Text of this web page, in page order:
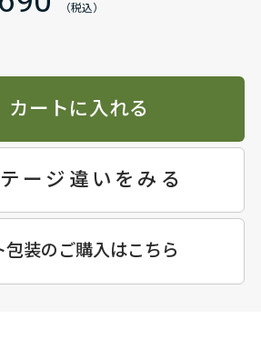
カートに入れる
ージ違いをみる
包装のご購入はこちら